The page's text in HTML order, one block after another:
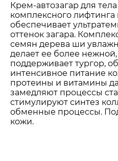
Крем-автозагар для
комплексного
обеспечивает
оттенок загара.
семян дерева ши
делает ее более
поддерживает тургор,
интенсивное питание
протеины и витамины
замедляют процессы
стимулируют синтез
обменные процессы.
кожи.